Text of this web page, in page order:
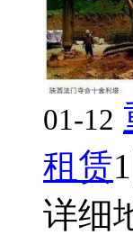
01-12
租赁
详细